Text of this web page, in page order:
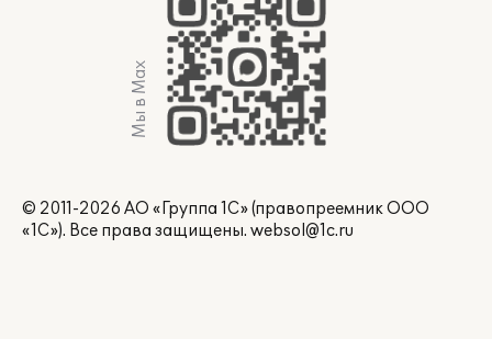
Мы в Max
© 2011-2026 АО «Группа 1С» (правопреемник ООО
«1С»). Все права защищены. websol@1c.ru